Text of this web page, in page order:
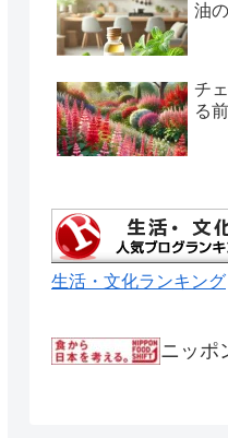
油
チ
る
生活・文化ランキング
ニッポ